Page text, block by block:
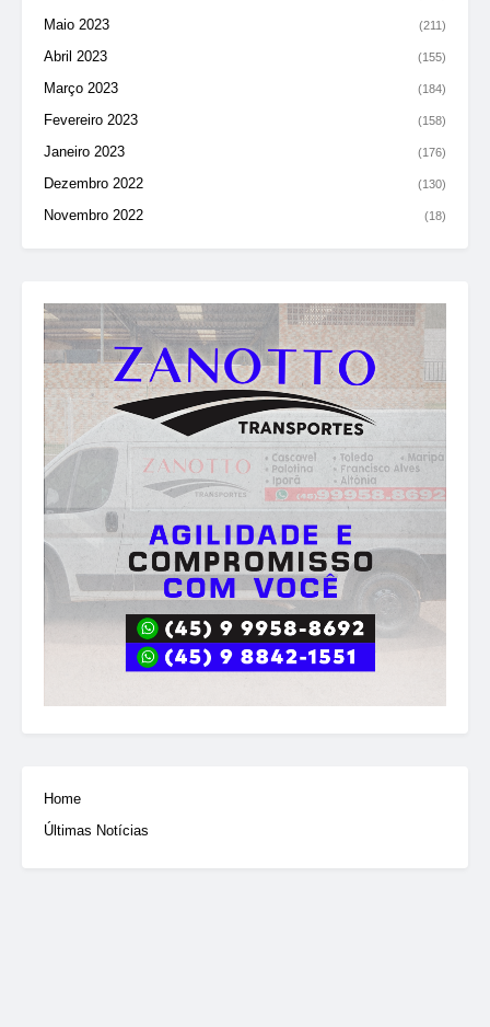
Maio 2023 (211)
Abril 2023 (155)
Março 2023 (184)
Fevereiro 2023 (158)
Janeiro 2023 (176)
Dezembro 2022 (130)
Novembro 2022 (18)
Home
Últimas Notícias